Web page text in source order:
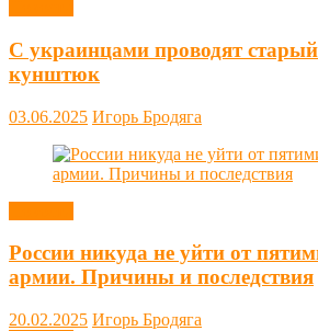
С украинцами проводят
кунштюк
03.06.2025 Игорь Бродяга
России никуда не уйти от
армии. Причины и последствия
20.02.2025 Игорь Бродяга